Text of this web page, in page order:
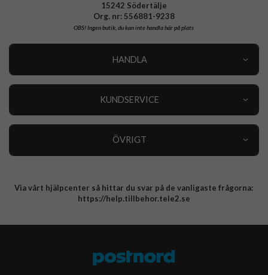
15242 Södertälje
Org. nr: 556881-9238
OBS!Ingen butik, du kan inte handla här på plats
HANDLA
KUNDSERVICE
ÖVRIGT
Integritetspolicy
Via vårt hjälpcenter så hittar du svar på de vanligaste frågorna:
https://help.tillbehor.tele2.se